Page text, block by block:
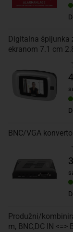
Digitalna špijunka
ekranom 7.1 cm
BNC/VGA
Produžni/
m, BNC,DC IN <=>